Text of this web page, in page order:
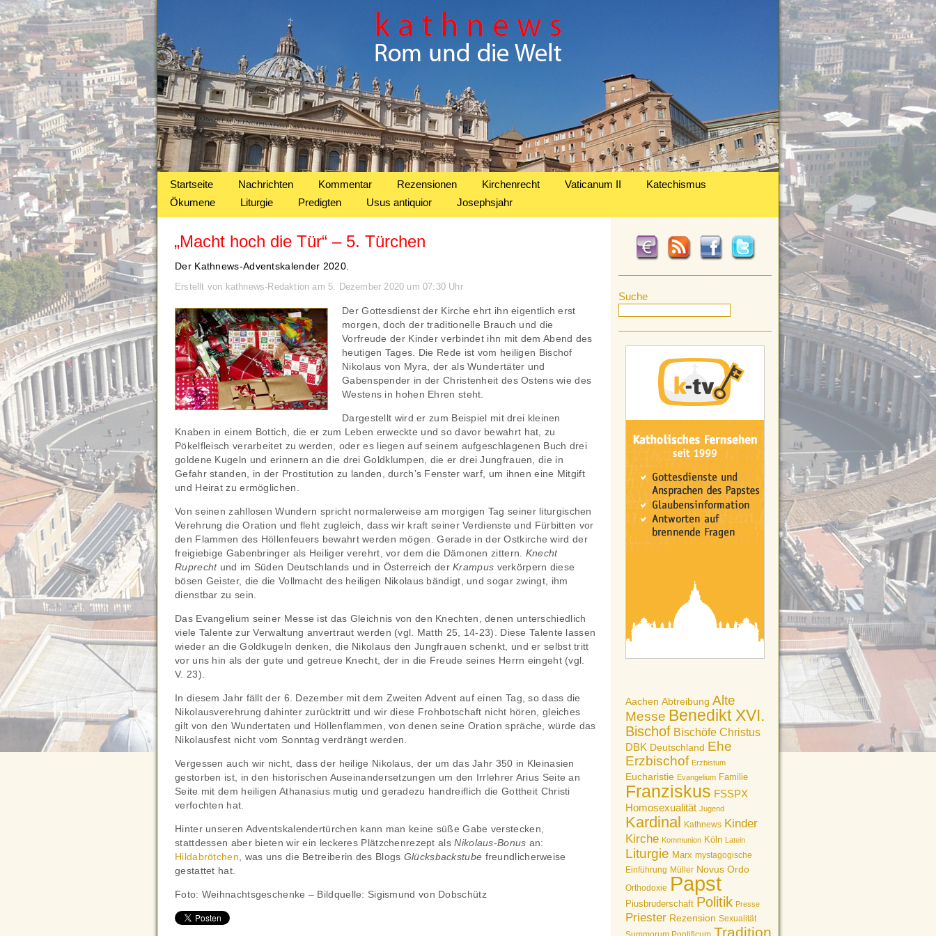
Startseite Nachrichten Kommentar Rezensionen Kirchenrecht Vaticanum II
Katechismus
Ökumene
Liturgie Predigten Usus antiquior Josephsjahr
Suche
Aachen Abtreibung Alte
Messe Benedikt XVI.
Bischof Bischöfe Christus
DBK Deutschland Ehe
Erzbischof Erzbistum
Eucharistie Evangelium Familie
Franziskus FSSPX
Homosexualität Jugend
Kardinal Kathnews Kinder
Kirche Kommunion Köln Latein
Liturgie Marx mystagogische
Einführung Müller Novus Ordo
Orthodoxie Papst
Piusbruderschaft Politik Presse
Priester Rezension Sexualität
Tradition
„Macht hoch die Tür“ – 5. Türchen
Der Kathnews-Adventskalender 2020.
Erstellt von kathnews-Redaktion am 5. Dezember 2020 um 07:30 Uhr
Der Gottesdienst der Kirche ehrt ihn eigentlich erst
morgen, doch der traditionelle Brauch und die
Vorfreude der Kinder verbindet ihn mit dem Abend des
heutigen Tages. Die Rede ist vom heiligen Bischof
Nikolaus von Myra, der als Wundertäter und
Gabenspender in der Christenheit des Ostens wie des
Westens in hohen Ehren steht.
Dargestellt wird er zum Beispiel mit drei kleinen
Knaben in einem Bottich, die er zum Leben erweckte und so davor bewahrt hat, zu
Pökelfleisch verarbeitet zu werden, oder es liegen auf seinem aufgeschlagenen Buch drei
goldene Kugeln und erinnern an die drei Goldklumpen, die er drei Jungfrauen, die in
Gefahr standen, in der Prostitution zu landen, durch’s Fenster warf, um ihnen eine Mitgift
und Heirat zu ermöglichen.
Von seinen zahllosen Wundern spricht normalerweise am morgigen Tag seiner liturgischen
Verehrung die Oration und fleht zugleich, dass wir kraft seiner Verdienste und Fürbitten vor
den Flammen des Höllenfeuers bewahrt werden mögen. Gerade in der Ostkirche wird der
freigiebige Gabenbringer als Heiliger verehrt, vor dem die Dämonen zittern. Knecht
Ruprecht und im Süden Deutschlands und in Österreich derKrampus verkörpern diese
bösen Geister, die die Vollmacht des heiligen Nikolaus bändigt, und sogar zwingt, ihm
dienstbar zu sein.
Das Evangelium seiner Messe ist das Gleichnis von den Knechten, denen unterschiedlich
viele Talente zur Verwaltung anvertraut werden (vgl. Matth 25, 14-23). Diese Talente lassen
wieder an die Goldkugeln denken, die Nikolaus den Jungfrauen schenkt, und er selbst tritt
vor uns hin als der gute und getreue Knecht, der in die Freude seines Herrn eingeht (vgl.
V. 23).
In diesem Jahr fällt der 6. Dezember mit dem Zweiten Advent auf einen Tag, so dass die
Nikolausverehrung dahinter zurücktritt und wir diese Frohbotschaft nicht hören, gleiches
gilt von den Wundertaten und Höllenflammen, von denen seine Oration spräche, würde das
Nikolausfest nicht vom Sonntag verdrängt werden.
Vergessen auch wir nicht, dass der heilige Nikolaus, der um das Jahr 350 in Kleinasien
gestorben ist, in den historischen Auseinandersetzungen um den Irrlehrer Arius Seite an
Seite mit dem heiligen Athanasius mutig und geradezu handreiflich die Gottheit Christi
verfochten hat.
Hinter unseren Adventskalendertürchen kann man keine süße Gabe verstecken,
stattdessen aber bieten wir ein leckeres Plätzchenrezept alsNikolaus-Bonus an:
Hildabrötchen , was uns die Betreiberin des Blogs Glücksbackstube freundlicherweise
gestattet hat.
Foto: Weihnachtsgeschenke – Bildquelle: Sigismund von Dobschütz